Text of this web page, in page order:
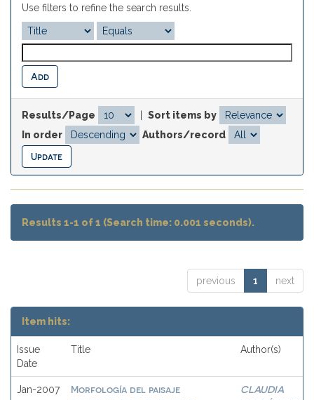
Use filters to refine the search results.
Results/Page
Sort items by
In order
Authors/record
Results 1-1 of 1 (Search time: 0.001 seconds).
previous 1 next
Item hits:
Issue
Date
Title Author(s)
Jan-2007
Morfología del paisaje
CLAUDIA